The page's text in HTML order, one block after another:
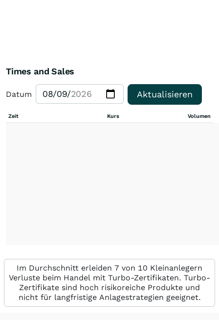
Times and Sales
Datum Aktualisieren
Zeit Kurs Volumen
Im Durchschnitt erleiden 7 von 10 Kleinanlegern
Verluste beim Handel mit Turbo-Zertifikaten. Turbo-
Zertifikate sind hoch risikoreiche Produkte und
nicht für langfristige Anlagestrategien geeignet.